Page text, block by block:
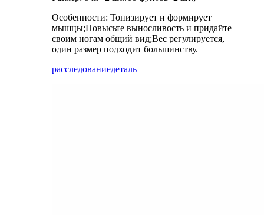
Особенности: Тонизирует и формирует
мышцы;Повысьте выносливость и придайте
своим ногам общий вид;Вес регулируется,
один размер подходит большинству.
расследованиедеталь